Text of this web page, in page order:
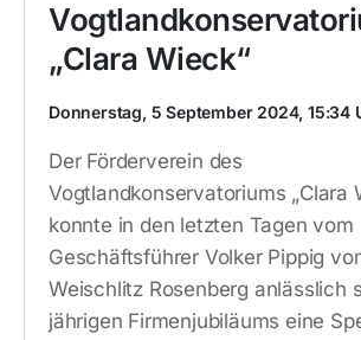
„Clara Wieck“
Donnerstag, 5 September 2024, 15:34
Der Förderverein des
Vogtlandkonservatoriums „Clara
konnte in den letzten Tagen vom
Geschäftsführer Volker Pippig
Weischlitz Rosenberg anlässlich
jährigen Firmenjubiläums eine